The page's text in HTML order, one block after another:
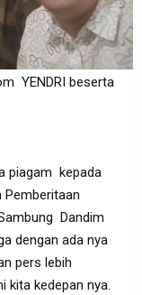
YENDRI beserta
piagam kepada
Pemberitaan
Dandim
dengan ada nya
pers lebih
kita kedepan nya.